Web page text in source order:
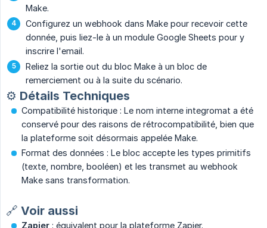
Make.
Configurez un webhook dans Make pour recevoir cette
donnée, puis liez-le à un module Google Sheets pour y
inscrire l'email.
Reliez la sortie out du bloc Make à un bloc de
remerciement ou à la suite du scénario.
⚙️ Détails Techniques
Compatibilité historique : Le nom interne integromat a été
conservé pour des raisons de rétrocompatibilité, bien que
la plateforme soit désormais appelée Make.
Format des données : Le bloc accepte les types primitifs
(texte, nombre, booléen) et les transmet au webhook
Make sans transformation.
🔗 Voir aussi
Zapier : équivalent pour la plateforme Zapier.